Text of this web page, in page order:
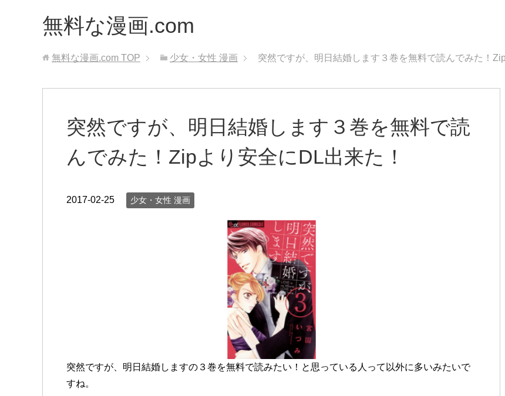
無料な漫画.com
無料な漫画.com TOP 少女・女性 漫画 突然ですが、明日結婚します３巻を無料で読んでみた！
突然ですが、明日結婚します３巻を無料で読
んでみた！Zipより安全にDL出来た！
2017-02-25 少女・女性 漫画
突然ですが、明日結婚しますの３巻を無料で読みたい！と思っている人って以外に多いみたいで
すね。